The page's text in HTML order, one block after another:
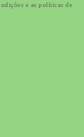
e as políticas de